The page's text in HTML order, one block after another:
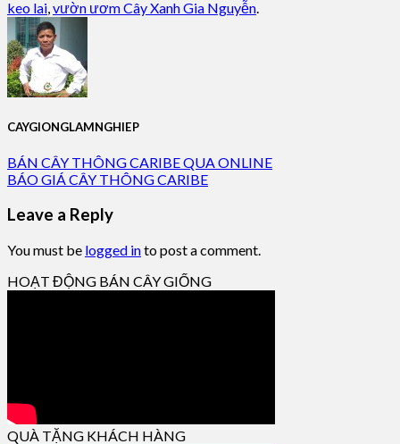
keo lai,vườn ươm Cây Xanh Gia Nguyễn.
CAYGIONGLAMNGHIEP
BÁN CÂY THÔNG CARIBE QUA ONLINE
BÁO GIÁ CÂY THÔNG CARIBE
Leave a Reply
You must be logged into post a comment.
HOẠT ĐỘNG BÁN CÂY GIỐNG
QUÀ TẶNG KHÁCH HÀNG